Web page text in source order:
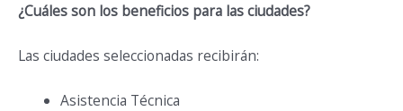
¿Cuáles son los beneficios para las ciudades?
Las ciudades seleccionadas recibirán:
Asistencia Técnica